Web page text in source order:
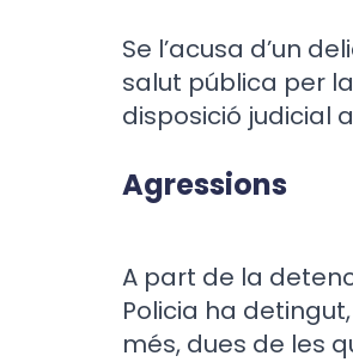
Se l’acusa d’un
salut pública per
disposició judicial
Agressions
A part de la
Policia ha
més, dues de les